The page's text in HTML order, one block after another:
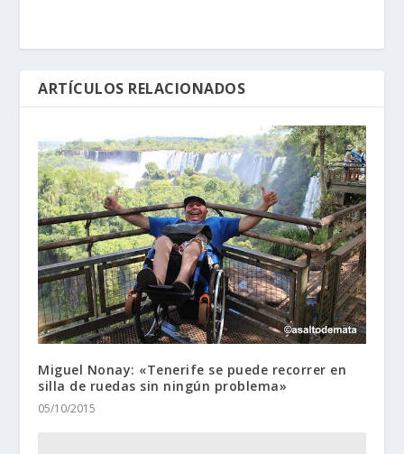
ARTÍCULOS RELACIONADOS
Miguel Nonay: «Tenerife se puede recorrer en
silla de ruedas sin ningún problema»
05/10/2015